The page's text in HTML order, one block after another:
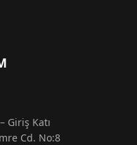
Giriş Katı
Cd. No:8